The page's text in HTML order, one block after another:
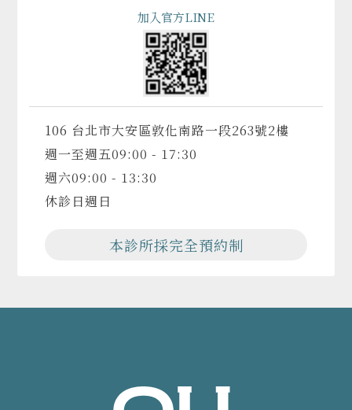
加入官方LINE
106 台北市大安區敦化南路一段263號2樓
週一至週五09:00 - 17:30
週六09:00 - 13:30
休診日週日
本診所採完全預約制